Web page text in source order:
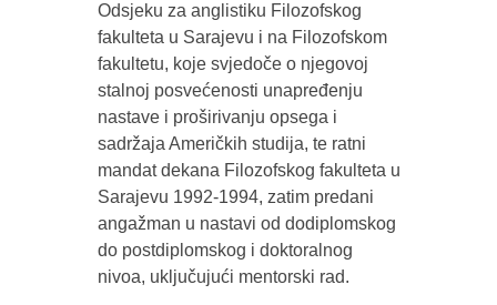
Odsjeku za anglistiku Filozofskog
fakulteta u Sarajevu i na Filozofskom
fakultetu, koje svjedoče o njegovoj
stalnoj posvećenosti unapređenju
nastave i proširivanju opsega i
sadržaja Američkih studija, te ratni
mandat dekana Filozofskog fakulteta u
Sarajevu 1992-1994, zatim predani
angažman u nastavi od dodiplomskog
do postdiplomskog i doktoralnog
nivoa, uključujući mentorski rad.